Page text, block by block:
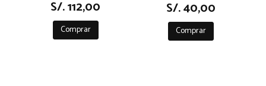
S/. 112,00
Comprar
S/. 40,00
Comprar